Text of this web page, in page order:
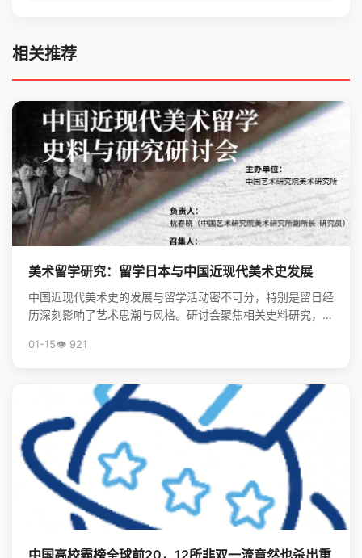
相关推荐
美术留学研究：留学日本与中国近现代美术史发展
中国近现代美术史的发展与留学活动密不可分，特别是留日经
历深刻影响了艺术思潮与风格。研讨会聚焦相关史料研究，揭
01-15👁️ 921
中国高校霸榜全球前20，12所非双一流竟然也杀出重